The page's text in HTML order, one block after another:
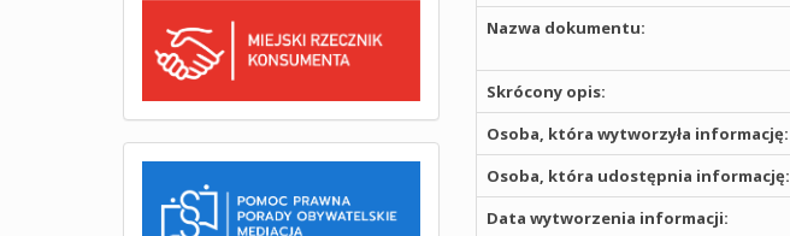
Nazwa dokumentu:
Skrócony opis:
Osoba, która wytworzyła informację:
Osoba, która udostępnia informację:
Data wytworzenia informacji: